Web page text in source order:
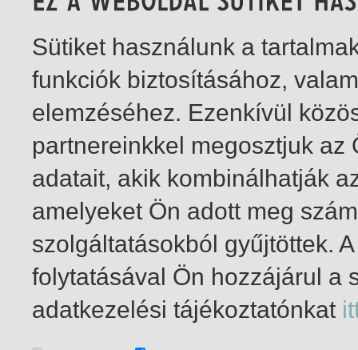
1-10 / insgesamt 10 Treffer
Sütiket használunk a
funkciók biztosításához,
elemzéséhez. Ezenkívül
partnereinkkel megosztjuk
adatait, akik kombinálhatják
amelyeket Ön adott meg
szolgáltatásokból gyűjtöttek.
folytatásával Ön hozzájárul a
adatkezelési tájékoztatónkat